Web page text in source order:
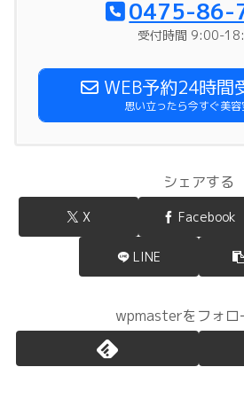
0475-86-
受付時間 9:00-
WEB予約24時間
思い立ったら今すぐ美
シェアする
X Facebook
LINE
wpmasterをフォロ